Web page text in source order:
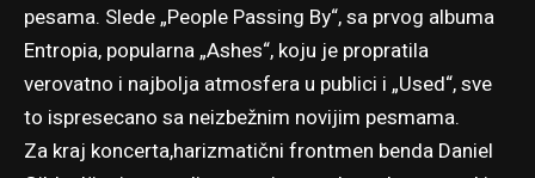
pesama. Slede „People Passing By“, sa prvog albuma
Entropia, popularna „Ashes“, koju je propratila
verovatno i najbolja atmosfera u publici i „Used“, sve
to ispresecano sa neizbežnim novijim pesmama.
Za kraj koncerta,harizmatični frontmen benda Daniel